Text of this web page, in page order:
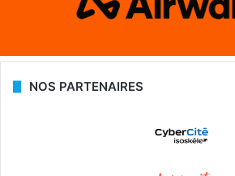
NOS PARTENAIRES